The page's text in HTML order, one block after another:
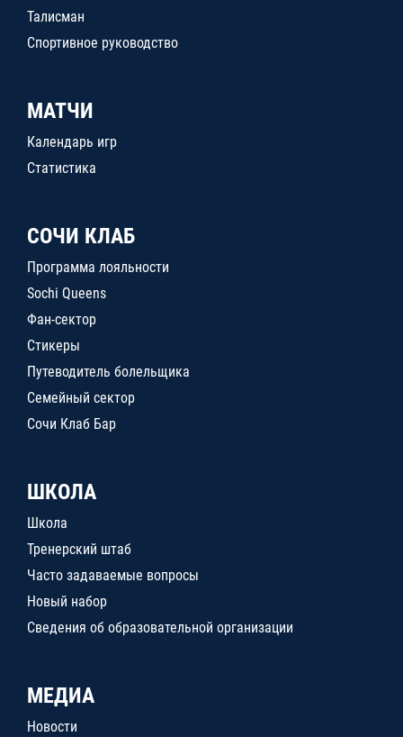
Талисман
Спортивное руководство
МАТЧИ
Календарь игр
Статистика
СОЧИ КЛАБ
Программа лояльности
Sochi Queens
Фан-сектор
Стикеры
Путеводитель болельщика
Семейный сектор
Сочи Клаб Бар
ШКОЛА
Школа
Тренерский штаб
Часто задаваемые вопросы
Новый набор
Сведения об образовательной организации
МЕДИА
Новости